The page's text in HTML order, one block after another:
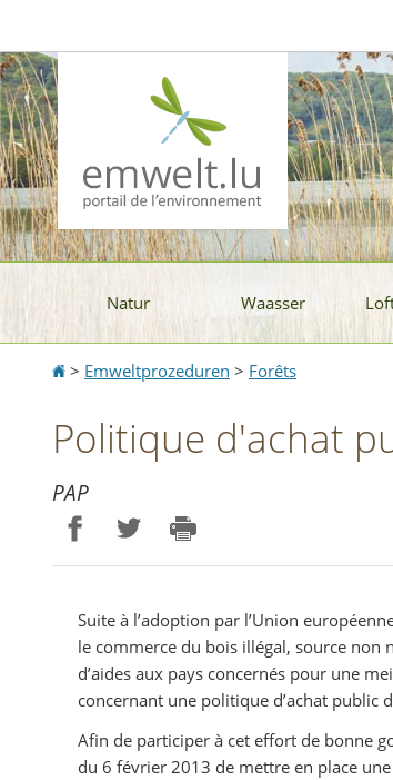
la
navigation
contenu
Natur Waasser
Accueil
> Emweltprozeduren > Forêts
Politique d'achat
PAP
Suite à l’adoption par l’Union
le commerce du bois illégal, source non
d’aides aux pays concernés pour une
concernant une politique d’achat public
Afin de participer à cet effort de bonne
du 6 février 2013 de mettre en place